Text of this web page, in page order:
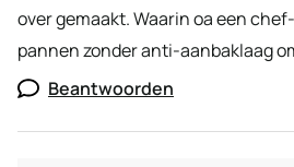
over gemaakt. Waarin oa een
pannen zonder anti-aanbaklaag
Beantwoorden